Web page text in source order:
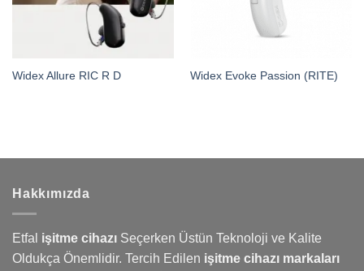
Widex Allure RIC R D Widex Evoke Passion (RITE)
Hakkımızda
Etfal işitme cihazı Seçerken Üstün Teknoloji ve Kalite
Oldukça Önemlidir. Tercih Edilen işitme cihazı markaları